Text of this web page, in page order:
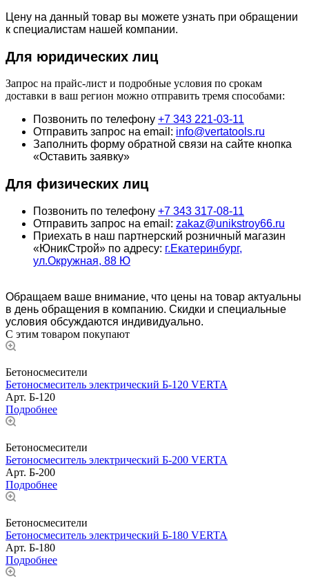
Цену на данный товар вы можете узнать при обращении
к специалистам нашей компании.
Для юридических лиц
Запрос на прайс-лист и подробные условия по срокам
доставки в ваш регион можно отправить тремя способами:
Позвонить по телефону +7 343 221-03-11
Отправить запрос на email: info@vertatools.ru
Заполнить форму обратной связи на сайте кнопка
«Оставить заявку»
Для физических лиц
Позвонить по телефону +7 343 317-08-11
Отправить запрос на email: zakaz@unikstroy66.ru
Приехать в наш партнерский розничный магазин
«ЮникСтрой» по адресу: г.Екатеринбург,
ул.Окружная, 88 Ю
Обращаем ваше внимание, что цены на товар актуальны
в день обращения в компанию. Скидки и специальные
условия обсуждаются индивидуально.
С этим товаром покупают
Бетоносмесители
Бетоносмеситель электрический Б-120 VERTA
Арт. Б-120
Подробнее
Бетоносмесители
Бетоносмеситель электрический Б-200 VERTA
Арт. Б-200
Подробнее
Бетоносмесители
Бетоносмеситель электрический Б-180 VERTA
Арт. Б-180
Подробнее